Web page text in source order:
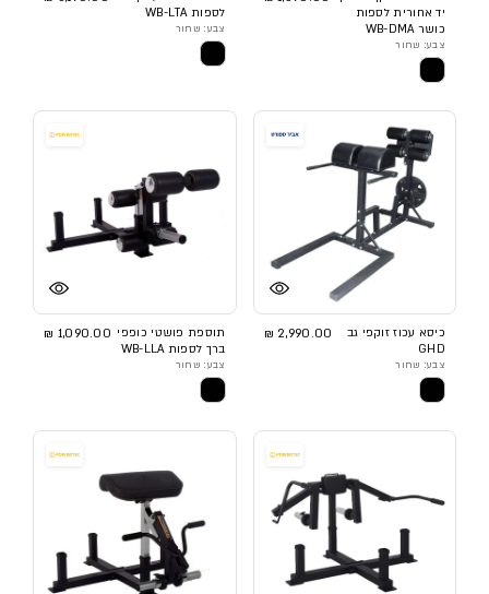
יד אחורית לספות
כושר WB-DMA
צבע: שחור
לספות WB-LTA
צבע: שחור
כיסא עכוז זוקפי גב
GHD
2,990.00 ₪
צבע: שחור
תוספת פושטי כופפי
ברך לספות WB-LLA
1,090.00 ₪
צבע: שחור